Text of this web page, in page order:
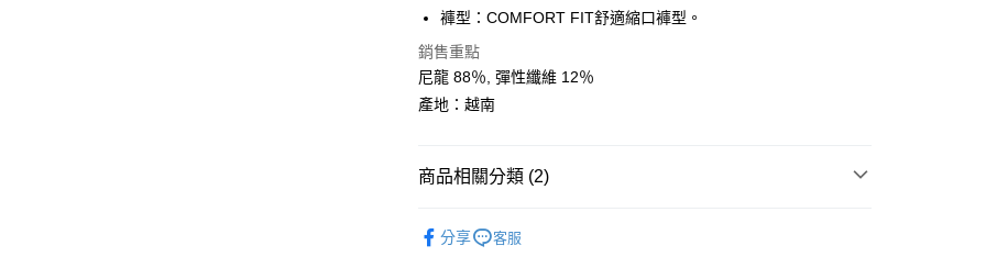
AFTEE先享後付
相關說明
【關於「AFTEE先享後付」】
AFTEE先享後付是「在收到商品之後才付款」的支付方式。 讓您購物簡單
便利好安心！
３．安心：先確認商品／服務後，再付款。
１．於結帳方式選擇「AFTEE先享後付」後，將跳轉至「AFTEE先享後
付」結帳頁面，進行簡訊認證並確認金額後，即可完成結帳。
ATM付款
每筆NT$60，滿NT$599(含以上)免運費
褲型：COMFORT FIT舒適縮口褲型。
銷售重點
尼龍 88％, 彈性纖維 12％
產地：越南
商品相關分類 (2)
分享 客服